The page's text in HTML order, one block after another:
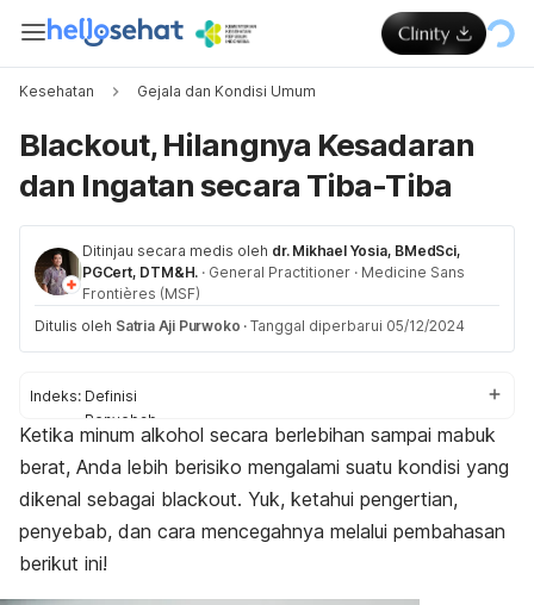
Kesehatan Gejala dan Kondisi Umum
Blackout, Hilangnya Kesadaran
dan Ingatan secara Tiba-Tiba
Ditinjau secara medis oleh dr. Mikhael Yosia, BMedSci,
PGCert, DTM&H. · General Practitioner · Medicine Sans
Frontières (MSF)
Ditulis oleh Satria Aji Purwoko · Tanggal diperbarui 05/12/2024
Indeks: Definisi
Penyebab
Dampak
Pencegahan
Ketika minum alkohol secara berlebihan sampai mabuk
berat, Anda lebih berisiko mengalami suatu kondisi yang
dikenal sebagai blackout. Yuk, ketahui pengertian,
penyebab, dan cara mencegahnya melalui pembahasan
berikut ini!